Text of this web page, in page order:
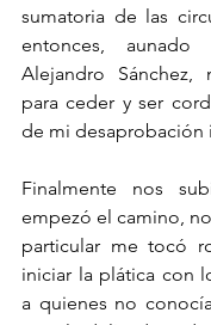
sumatoria de las
entonces,
Alejandro Sánchez,
para ceder y ser
de mi desaprobación
Finalmente nos
empezó el camino,
particular me tocó
iniciar la plática con
a quienes no